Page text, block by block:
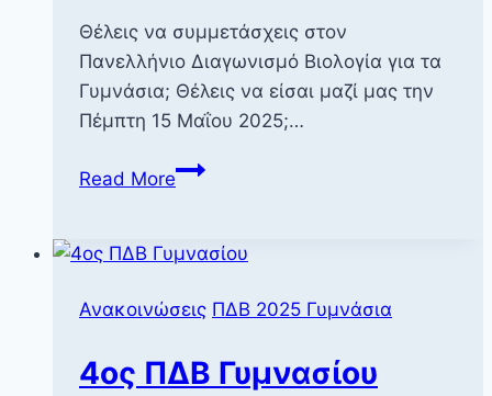
Θέλεις να συμμετάσχεις στον
Πανελλήνιο Διαγωνισμό Βιολογία για τα
Γυμνάσια; Θέλεις να είσαι μαζί μας την
Πέμπτη 15 Μαΐου 2025;…
Read MoreΕνημέρωση
ΠΔΒ
Ανακοινώσεις ΠΔΒ 2025 Γυμνάσια
4ος ΠΔΒ Γυμνασίου